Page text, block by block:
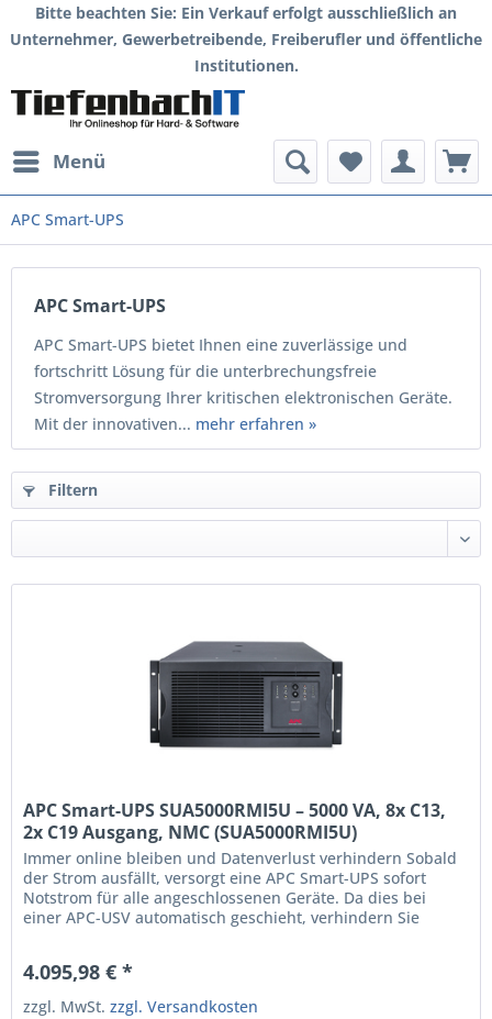
Bitte beachten Sie: Ein Verkauf erfolgt ausschließlich an
Unternehmer, Gewerbetreibende, Freiberufler und öffentliche
Institutionen.
Menü
APC Smart-UPS
APC Smart-UPS
APC Smart-UPS bietet Ihnen eine zuverlässige und
fortschritt Lösung für die unterbrechungsfreie
Stromversorgung Ihrer kritischen elektronischen Geräte.
Mit der innovativen... mehr erfahren »
Filtern
APC Smart-UPS SUA5000RMI5U – 5000 VA, 8x C13,
2x C19 Ausgang, NMC (SUA5000RMI5U)
Immer online bleiben und Datenverlust verhindern Sobald
der Strom ausfällt, versorgt eine APC Smart-UPS sofort
Notstrom für alle angeschlossenen Geräte. Da dies bei
einer APC-USV automatisch geschieht, verhindern Sie
Shutdown-Software können Sie kritische IT-Hardware
sogar...
4.095,98 € *
zzgl. MwSt.zzgl. Versandkosten